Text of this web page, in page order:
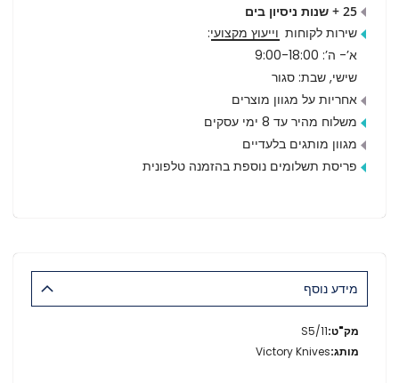
25 + שנות ניסיון בים
שירות לקוחות וייעוץ מקצועי:
א’- ה’: 9:00-18:00
שישי, שבת: סגור
אחריות על מגוון מוצרים
משלוח מהיר עד 8 ימי עסקים
מגוון מותגים בלעדיים
פריסת תשלומים נוספת בהזמנה טלפונית
מידע נוסף
מידע
נוסף
S5/11
Victory Knives